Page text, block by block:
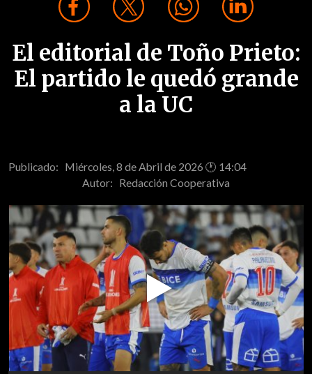
El editorial de Toño Prieto:
El partido le quedó grande
a la UC
Publicado: Miércoles, 8 de Abril de 2026 🕐 14:04
Autor: Redacción Cooperativa
Play
Video